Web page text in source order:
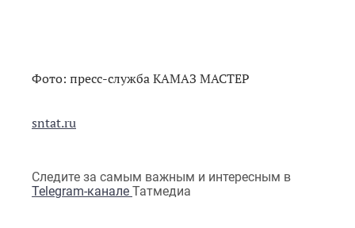
Фото: пресс-служба КАМАЗ МАСТЕР
sntat.ru
Следите за самым важным и интересным в
Telegram-канале Татмедиа